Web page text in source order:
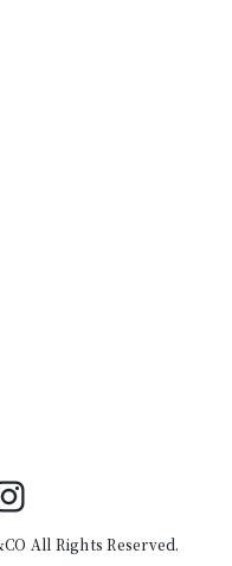
All Rights Reserved.